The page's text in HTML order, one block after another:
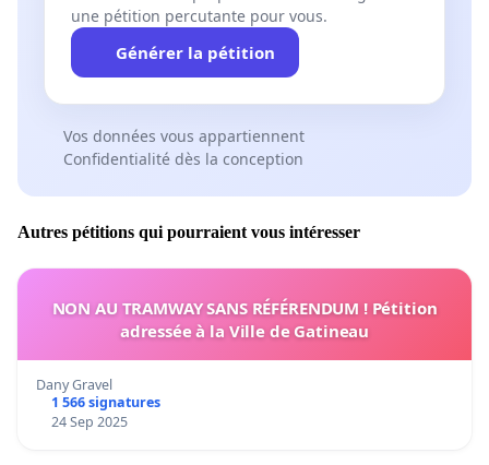
une pétition percutante pour vous.
Générer la pétition
Vos données vous appartiennent
Confidentialité dès la conception
Autres pétitions qui pourraient vous intéresser
NON AU TRAMWAY SANS RÉFÉRENDUM ! Pétition
adressée à la Ville de Gatineau
Dany Gravel
1 566 signatures
24 Sep 2025